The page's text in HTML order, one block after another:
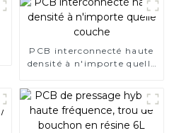
PCB interconnecté haute
densité à n'importe quelle